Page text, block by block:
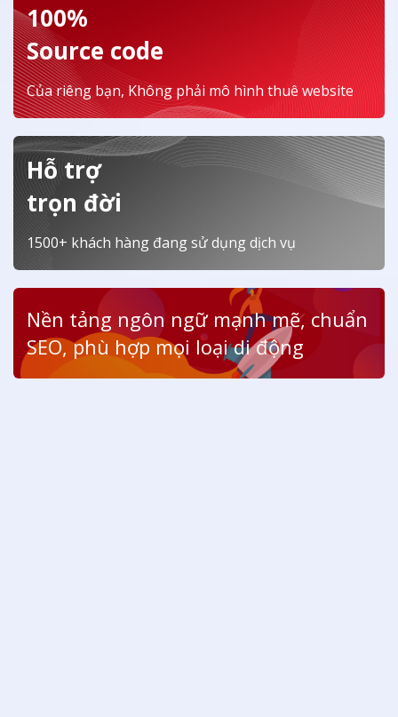
100%
Source code
Của riêng bạn, Không phải mô hình thuê website
Hỗ trợ
trọn đời
1500+ khách hàng đang sử dụng dịch vụ
Nền tảng ngôn ngữ mạnh mẽ, chuẩn
SEO, phù hợp mọi loại di động